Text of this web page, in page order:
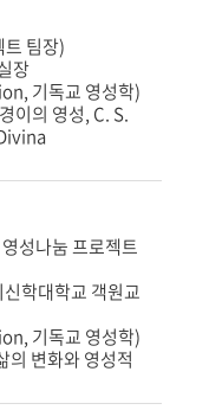
팀장)
장
기독교 영성학)
이의 영성, C. S.
성나눔 프로젝트
학대학교 객원교
기독교 영성학)
의 변화와 영성적